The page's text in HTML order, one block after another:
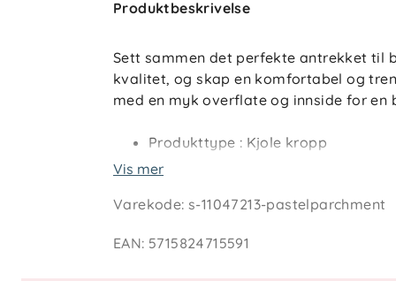
Produktbeskrivelse
Sett sammen det perfekte antrekket til
kvalitet, og skap en komfortabel og
med en myk overflate og innside for
Produkttype : Kjole kropp
Hals : Bestefar
Lukking : Knapp og hempefeste,
Mønster : Printet er gjentatt over
Vis mer
Varekode:s-11047213-pastelparchment
EAN: 5715824715591